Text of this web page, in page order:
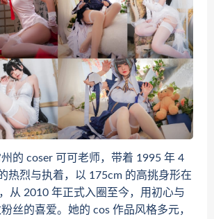
coser 可可老师，带着 1995 年 4
热烈与执着，以 175cm 的高挑身形在
从 2010 年正式入圈至今，用初心与
丝的喜爱。她的 cos 作品风格多元，